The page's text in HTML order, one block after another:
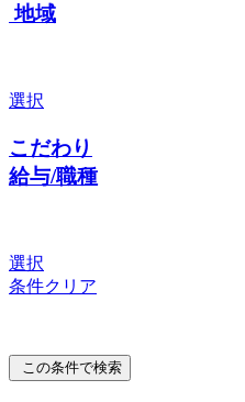
地域
選択
こだわり
給与/職種
選択
条件クリア
この条件で検索